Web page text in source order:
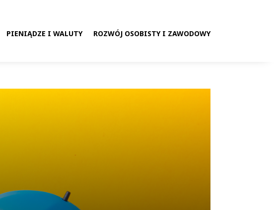
PIENIĄDZE I WALUTY ROZWÓJ OSOBISTY I ZAWODOWY